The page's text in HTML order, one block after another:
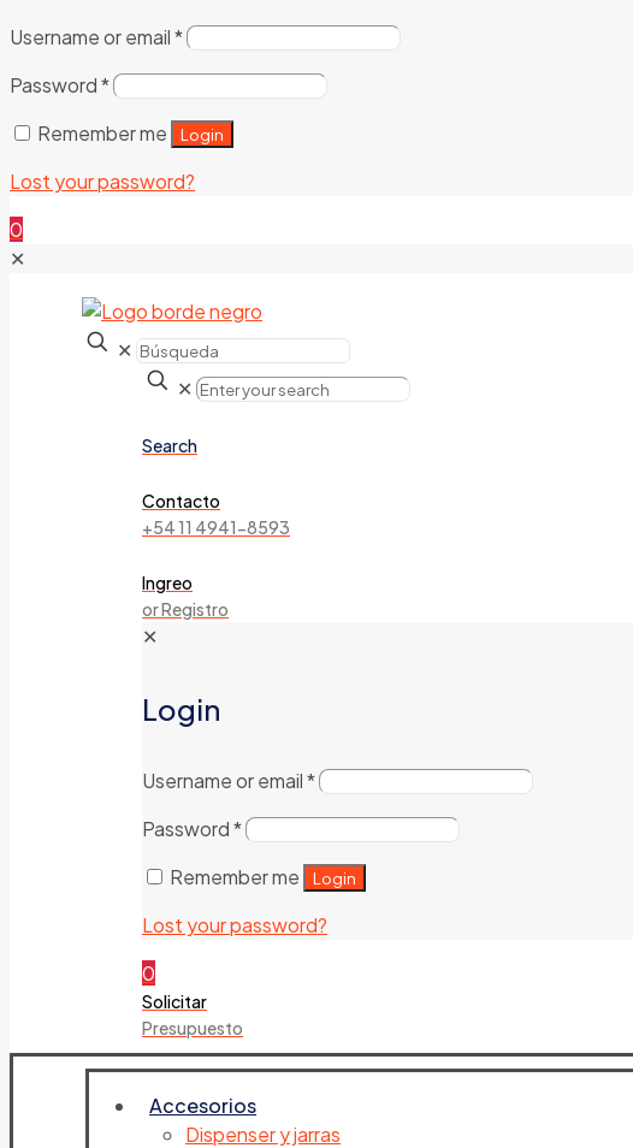
Username or email*
Password*
Remember me
Login
Lost your password?
0
✕
✕
✕
Search
Contacto
+54 11 4941-8593
Ingreo
or Registro
✕
Login
Username or email*
Password*
Remember me
Login
Lost your password?
0
Solicitar
Presupuesto
Accesorios
Dispenser y jarras